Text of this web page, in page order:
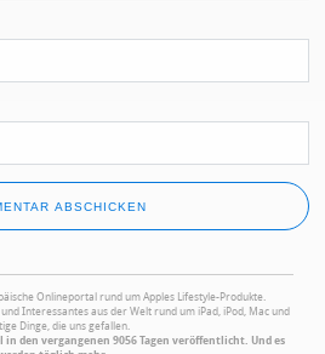
Onlineportal rund um Apples Lifestyle-Produkte.
Interessantes aus der Welt rund um iPad, iPod, Mac und
Dinge, die uns gefallen.
den vergangenen 9056 Tagen veröffentlicht. Und es